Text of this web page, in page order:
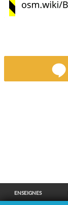
ENSEIGNES